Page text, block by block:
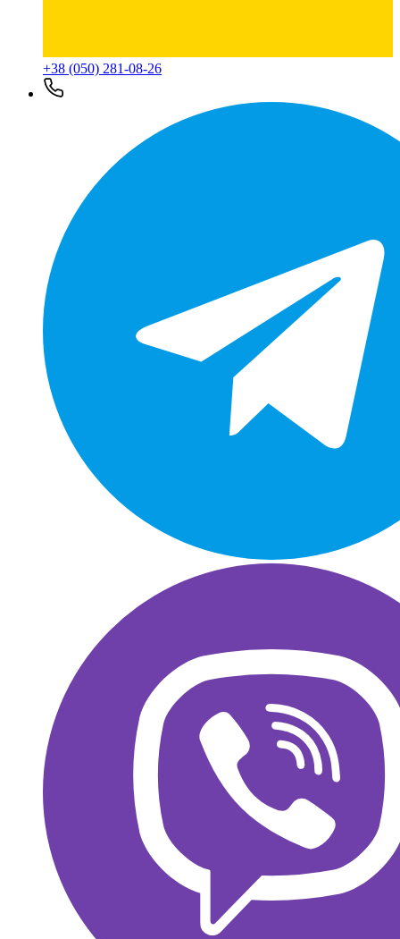
+38 (050) 281-08-26